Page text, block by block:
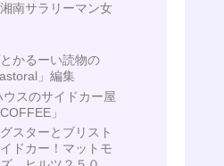
南サラリーマン女
かるーい読物の
」編集
スのサイドカー屋
」
スターとブリスト
ドカー！マットモ